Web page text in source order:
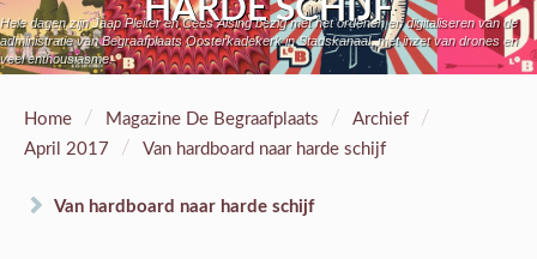
HARDE SCHIJF
Hele dagen zijn Jaap Pleiter en Cees Aising bezig met het ordenen en digitaliseren van de
administratie van Begraafplaats Oosterkadekerk in Stadskanaal, met inzet van drones en
veel enthousiasme.
Home / Magazine De Begraafplaats / Archief /
April 2017 / Van hardboard naar harde schijf
Van hardboard naar harde schijf